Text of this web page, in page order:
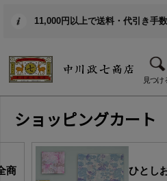
11,000円以上で送料・代引き手
見つけ
ショッピングカート
商
ひとし